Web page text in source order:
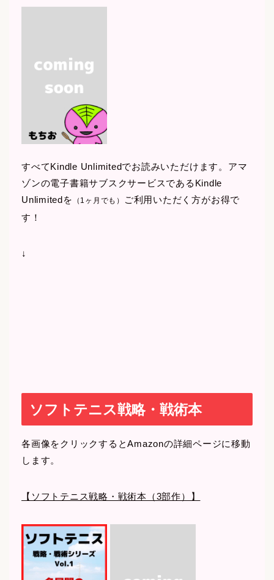
すべてKindle Unlimitedでお読みいただけます。アマ
ゾンの電子書籍サブスクサービスであるKindle
Unlimitedを
（1ヶ月でも）
ご利用いただく方がお得で
す！
↓
ソフトテニス戦略・戦術本
各画像をクリックするとAmazonの詳細ページに移動
します。
【ソフトテニス戦略・戦術本（3部作）】